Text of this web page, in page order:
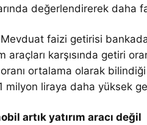
değerlendirerek daha
faizi getirisi
araçları karşısında getiri
ortalama olarak
milyon liraya daha yüksek
artık yatırım aracı değil